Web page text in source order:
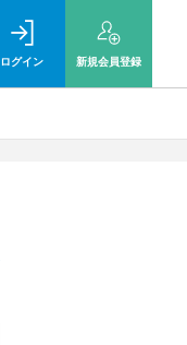
ログイン 新規会員登録